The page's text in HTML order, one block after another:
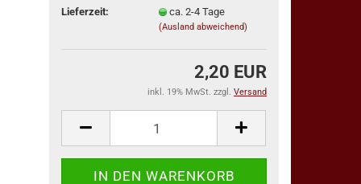
vergessen?Lieferzeit:
ca. 2-4 Tage
(Ausland abweichend)
2,20 EUR
inkl. 19% MwSt. zzgl. Versand